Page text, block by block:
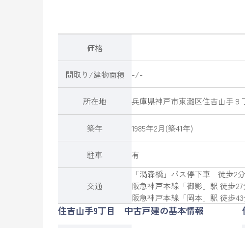
価格 -
間取り/建物面積 -/-
所在地 兵庫県神戸市東灘区住吉山手９
築年 1985年2月(築41年)
駐車 有
交通
「渦森橋」バス停下車 徒歩2分
阪急神戸本線 「御影 」駅 徒歩
阪急神戸本線 「岡本 」駅 徒歩
住吉山手9丁目 中古戸建の基本情報